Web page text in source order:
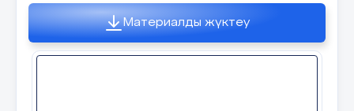
2. «Балаңызға деген сүйіспеншілік
деген» ойыны өткізіледі.
Материалды жүктеу